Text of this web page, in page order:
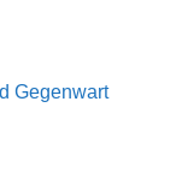
Gegenwart